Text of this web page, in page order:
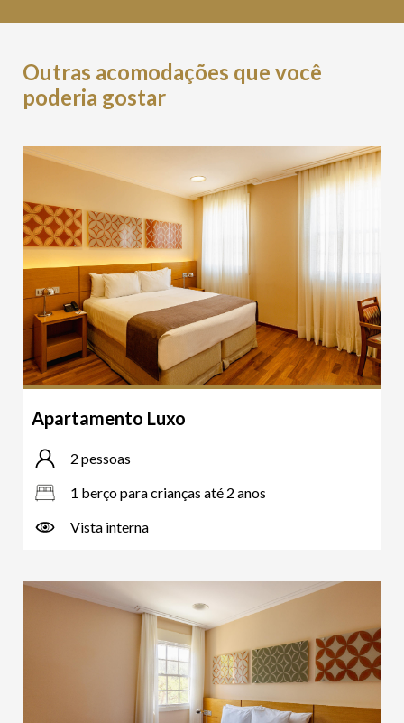
Outras acomodações que você
poderia gostar
Apartamento Luxo
2 pessoas
1 berço para crianças até 2 anos
Vista interna